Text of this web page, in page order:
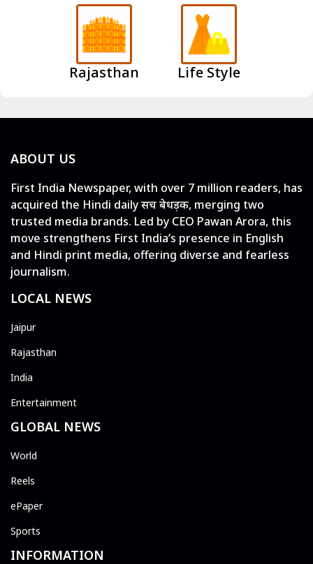
Rajasthan Life Style
ABOUT US
First India Newspaper, with over 7 million readers, has
acquired the Hindi daily सच बेधड़क, merging two
trusted media brands. Led by CEO Pawan Arora, this
move strengthens First India’s presence in English
and Hindi print media, offering diverse and fearless
journalism.
LOCAL NEWS
Jaipur
Rajasthan
India
Entertainment
GLOBAL NEWS
World
Reels
ePaper
Sports
INFORMATION